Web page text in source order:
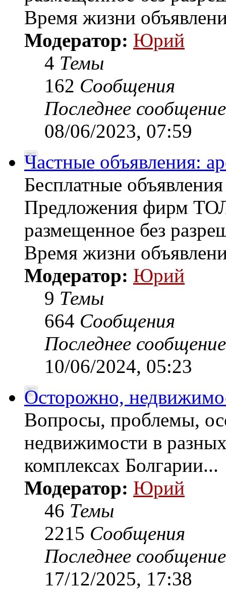
Время жизни
Модератор: Юрий
4 Темы
162 Сообщения
Последнее сообщение
08/06/2023, 07:59
Частные объявления:
Бесплатные
Предложения фирм
размещенное без
Время жизни
Модератор: Юрий
9 Темы
664 Сообщения
Последнее сообщение
10/06/2024, 05:23
Осторожно,
Вопросы, проблемы,
недвижимости в
комплексах Болгарии...
Модератор: Юрий
46 Темы
2215 Сообщения
Последнее сообщение
17/12/2025, 17:38